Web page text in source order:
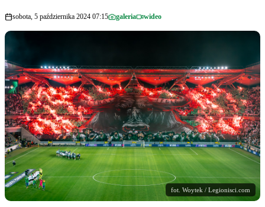
sobota, 5 października 2024 07:15 galeria wideo
fot. Woytek / Legionisci.com